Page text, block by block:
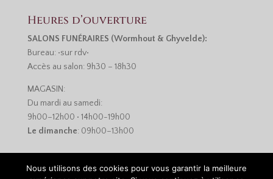
Heures d’ouverture
SALONS FUNÉRAIRES (Wormhout & Ghyvelde):
Bureau: •sur rdv•
Accès au salon: 9h30 – 18h30
MAGASIN:
Du mardi au samedi:
9h00–12h00 • 14h00-19h00
Le dimanche: 09h00–13h00
Nous utilisons des cookies pour vous garantir la meilleure